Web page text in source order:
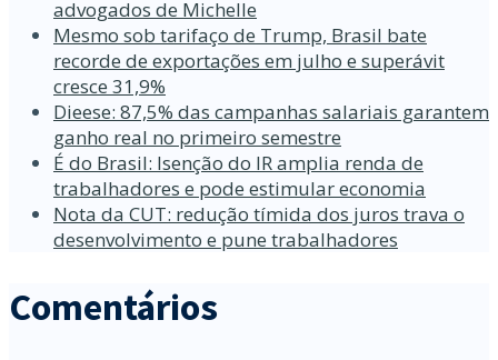
advogados de Michelle
Mesmo sob tarifaço de Trump, Brasil bate
recorde de exportações em julho e superávit
cresce 31,9%
Dieese: 87,5% das campanhas salariais garantem
ganho real no primeiro semestre
É do Brasil: Isenção do IR amplia renda de
trabalhadores e pode estimular economia
Nota da CUT: redução tímida dos juros trava o
desenvolvimento e pune trabalhadores
Comentários